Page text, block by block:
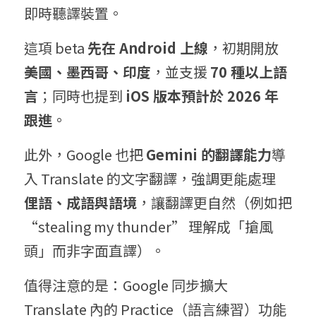
即時聽譯裝置。
這項 beta 先在 Android 上線 ，初期開放
美國、墨西哥、印度 ，並支援 70 種以上語
言 ；同時也提到 iOS 版本預計於 2026 年
跟進 。
此外，Google 也把 Gemini 的翻譯能力導
俚語、成語與語境 ，讓翻譯更自然（例如把
“stealing my thunder” 理解成「搶風
頭」而非字面直譯）。
值得注意的是：Google 同步擴大
Translate 內的 Practice（語言練習）功能